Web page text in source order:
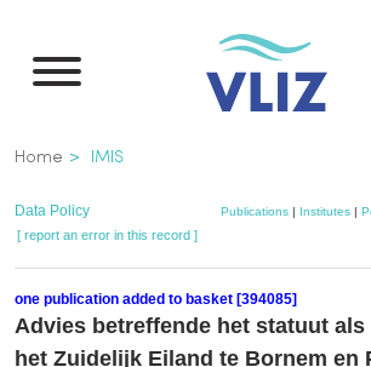
main
Breadcrumb
Home IMIS
Data Policy Publications | Institutes |
[ report an error in this record ]
one publication added to basket [394085]
Advies betreffende het statuut
het Zuidelijk Eiland te Bornem en